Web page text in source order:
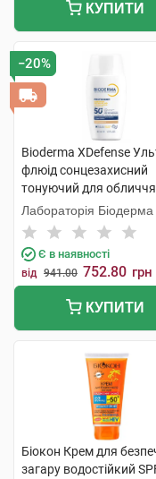
КУПИТИ
−20%
Bioderma XDefense
флюід сонцезахисний
тонуючий для обличчя
SPF50+ тон 02 40 мл 1
флакон
Лабораторія Біодерма
Є в наявності
від 941.00 752.80 грн
КУПИТИ
Біокон Крем для
загару водостійкий